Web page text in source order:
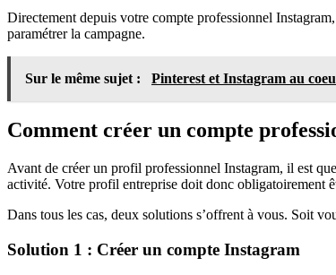
Directement depuis votre compte professionnel
paramétrer la campagne.
Sur le même sujet : Pinterest et Instagram au
Comment créer un compte
Avant de créer un profil professionnel Instagram, il est
activité. Votre profil entreprise doit donc obligatoirement
Dans tous les cas, deux solutions s’offrent à vous. Soit
Solution 1 : Créer un compte Instagram